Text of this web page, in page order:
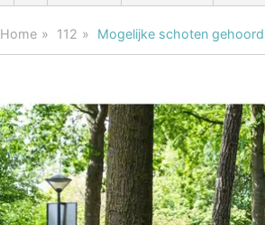
Home 112 Mogelijke schoten